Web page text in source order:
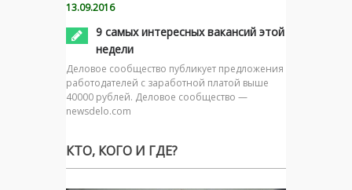
13.09.2016
9 самых интересных вакансий этой
недели
Деловое сообщество публикует предложения
работодателей с заработной платой выше
40000 рублей. Деловое сообщество —
newsdelo.com
КТО, КОГО И ГДЕ?